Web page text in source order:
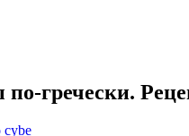
гречески.
cybe